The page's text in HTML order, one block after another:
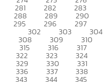
281 282 283
288 289 290
295 296 297
302 303 304
308 309 310
315 316 317
322 323 324
329 330 331
336 337 338
343 344 345